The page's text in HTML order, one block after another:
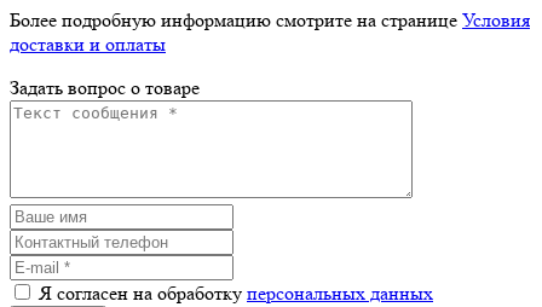
Более подробную информацию смотрите на странице Условия
доставки и оплаты
Задать вопрос о товаре
Я согласен на обработку персональных данных